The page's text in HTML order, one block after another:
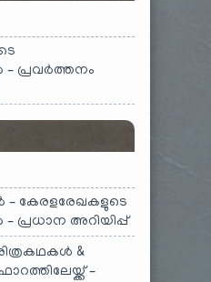
പ്രവർത്തനം
– കേരളരേഖകളുടെ
പ്രധാന അറിയിപ്പ്
&
–